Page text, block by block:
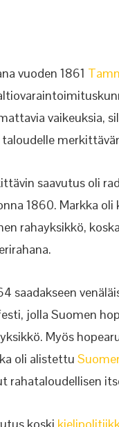
vuoden 1861
vaikeuksia,
saavutus oli
1860. Markka
rahayksikkö,
saadakseen
jolla Suomen
Myös
oli alistettu
rahataloudellisen